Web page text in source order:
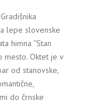
lepe slovenske
himna “Stan
mesto. Oktet je v
od stanovske,
do črnske